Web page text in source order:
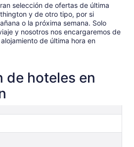
selección de ofertas de última
o la próxima semana. Solo
y nosotros nos encargaremos de
de última hora en
de hoteles en